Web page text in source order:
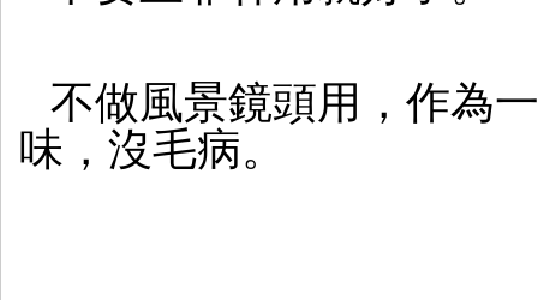
不做風景鏡頭用，作為
味，沒毛病。